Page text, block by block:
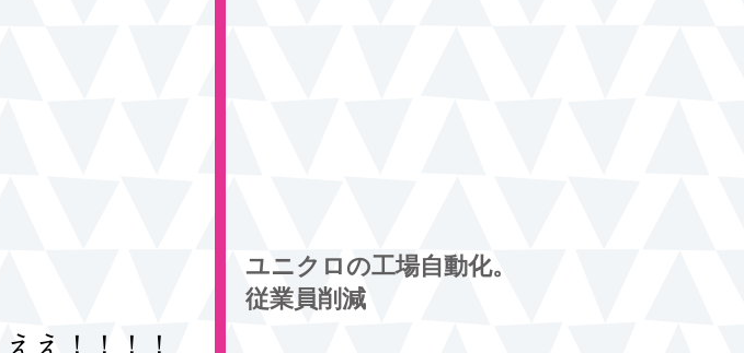
え！！！！
ユニクロの工場自動化。
従業員削減